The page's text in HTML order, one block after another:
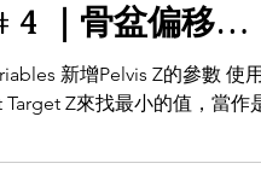
值，當作是